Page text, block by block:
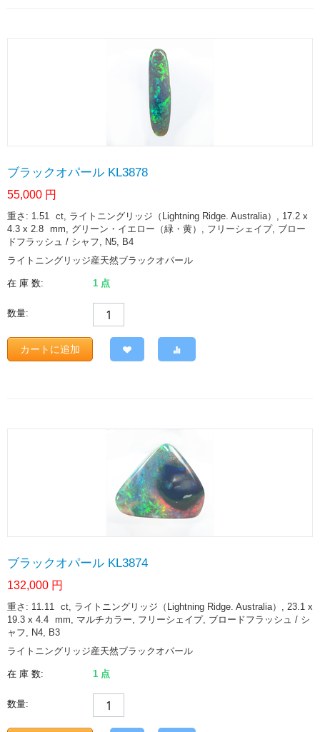
ブラックオパール KL3878
55,000 円
重さ: 1.51 ct, ライトニングリッジ（Lightning Ridge. Australia）, 17.2 x
4.3 x 2.8 mm, グリーン・イエロー（緑・黄）, フリーシェイプ, ブロー
ドフラッシュ / シャフ, N5, B4
ライトニングリッジ産天然ブラックオパール
在 庫 数: 1 点
数量:
カートに追加
ブラックオパール KL3874
132,000 円
重さ: 11.11 ct, ライトニングリッジ（Lightning Ridge. Australia）, 23.1 x
19.3 x 4.4 mm, マルチカラー, フリーシェイプ, ブロードフラッシュ / シ
ャフ, N4, B3
ライトニングリッジ産天然ブラックオパール
在 庫 数: 1 点
数量: